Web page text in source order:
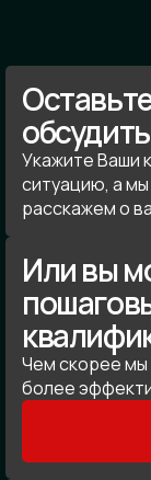
Укажите Ваши
ситуацию, а
расскажем о
Или вы
Чем скорее мы
более